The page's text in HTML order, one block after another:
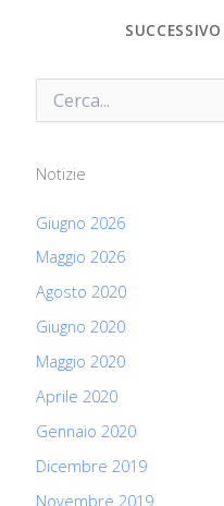
SUCCESSIVO
a
Notizie
Giugno 2026
Maggio 2026
Agosto 2020
Giugno 2020
Maggio 2020
Aprile 2020
Gennaio 2020
Dicembre 2019
Novembre 2019